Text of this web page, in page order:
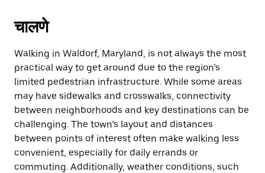
चालणे
Walking in Waldorf, Maryland, is not always the most
practical way to get around due to the region’s
limited pedestrian infrastructure. While some areas
may have sidewalks and crosswalks, connectivity
between neighborhoods and key destinations can be
challenging. The town’s layout and distances
between points of interest often make walking less
convenient, especially for daily errands or
commuting. Additionally, weather conditions, such